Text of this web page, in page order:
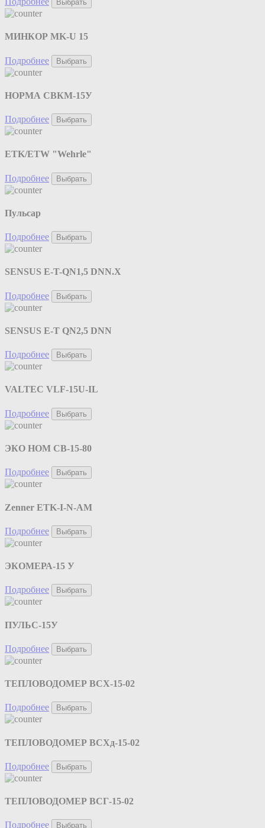
Выбрать
МИНКОР MK-U 15
Подробнее Выбрать
НОРМА СВКМ-15У
Подробнее Выбрать
ETK/ETW "Wehrle"
Подробнее Выбрать
Пульсар
Подробнее Выбрать
SENSUS E-T-QN1,5 DNN.X
Подробнее Выбрать
SENSUS E-T QN2,5 DNN
Подробнее Выбрать
VALTEC VLF-15U-IL
Подробнее Выбрать
ЭКО НОМ СВ-15-80
Подробнее Выбрать
Zenner ETK-I-N-AM
Подробнее Выбрать
ЭКОМЕРА-15 У
Подробнее Выбрать
ПУЛЬС-15У
Подробнее Выбрать
ТЕПЛОВОДОМЕР ВСХ-15-02
Подробнее Выбрать
ТЕПЛОВОДОМЕР ВСХд-15-02
Подробнее Выбрать
ТЕПЛОВОДОМЕР ВСГ-15-02
Подробнее Выбрать